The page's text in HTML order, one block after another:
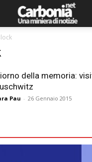
della memoria:
Pau - 26 Gennaio 2015